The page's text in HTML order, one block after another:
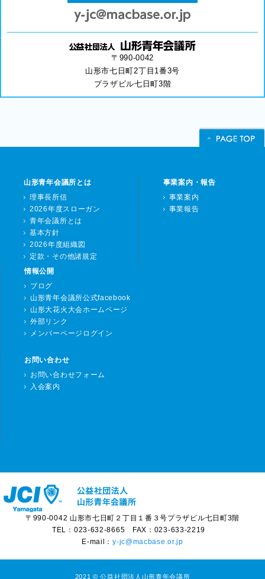
〒990-0042
山形市七日町2丁目1番3号
プラザビル七日町3階
山形青年会議所とは
理事長所信
2026年度スローガン
青年会議所とは
基本方針
2026年度組織図
定款・その他諸規定
事業案内・報告
事業案内
事業報告
情報公開
ブログ
山形青年会議所公式facebook
山形大花火大会ホームページ
外部リンク
メンバーページログイン
お問い合わせ
お問い合わせフォーム
入会案内
〒990-0042 山形市七日町２丁目１番３号プラザビル七日町3階
TEL：023-632-8665 FAX：023-633-2219
E-mail：y-jc@macbase.or.jp
2021 © 公益社団法人山形青年会議所